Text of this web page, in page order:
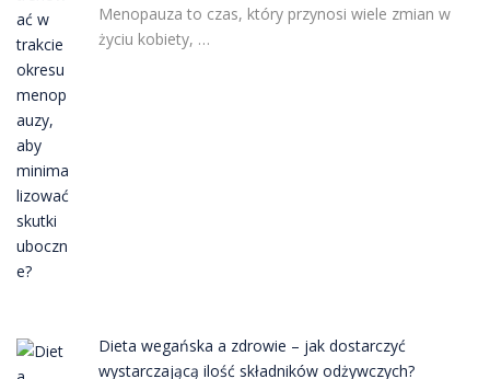
Menopauza to czas, który przynosi wiele zmian w
życiu kobiety, …
Dieta wegańska a zdrowie – jak dostarczyć
wystarczającą ilość składników odżywczych?